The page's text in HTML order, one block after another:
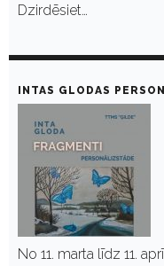
Dzirdēsiet…
INTAS GLODAS
No 11. marta līdz 11.